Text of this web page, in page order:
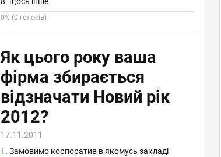
0% (0 голосів)
Як цього року ваша
фірма збирається
відзначати Новий рік
2012?
17.11.2011
1. Замовимо корпоратив в якомусь закладі